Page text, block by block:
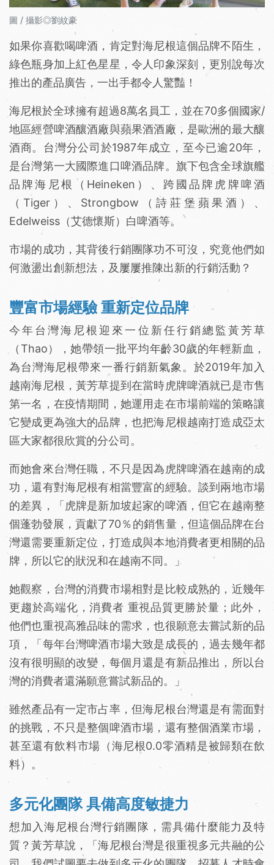
圖 / 攝影◎劉紋豪
如果你喜歡喝啤酒，肯定對海尼根這個品牌不陌生，
綠色瓶身加上紅色星星，令人印象深刻，更別說每次
推出的產品廣告，一出手都令人驚豔！
海尼根於全球擁有超過8萬名員工，並在70多個國家/
地區經營啤酒釀酒廠與蘋果酒酒廠，是歐洲的最大釀
酒商。台灣分公司於1987年成立，至今已逾20年，
是台灣第一大國際進口啤酒品牌。旗下包含全球旗艦
品牌海尼根（Heineken）、跨國品牌虎牌啤酒
（Tiger）、Strongbow（詩莊堡蘋果酒）、
Edelweiss（艾德懷斯）白啤酒等。
市場的成功，其背後行銷團隊功不可沒，究竟他們如
何激盪出創新想法，及屢屢推陳出新的行銷活動？
豐富市場經驗 重新定位品牌
今年台灣海尼根迎來一位新任行銷總監黃芳草
（Thao），她帶領一批平均年齡30歲的年輕新血，
為台灣海尼根帶來一番行銷新氣象。於2019年加入
越南海尼根，黃芳草提到在當時虎牌啤酒就已是市售
第一名，在疫情期間，她運用走在市場前端的策略讓
它變成更為強大的品牌，也把海尼根越南打造成亞太
區大家都很欣賞的分公司。
而她會來台灣任職，不只是因為虎牌啤酒在越南的成
功，還有對海尼根有相當豐富的經驗。談到兩地市場
的差異，「虎牌是新加坡起家的啤酒，但它在越南整
個蓬勃發展，貢獻了70％的銷售量，但這個品牌在台
灣還需要重新定位，打造成與本地消費者更相關的品
牌，所以它的狀況和在越南不同。」
她觀察，台灣的消費市場相對是比較成熟的，近幾年
更趨於高端化，消費者 重視品質更勝於量；此外，
他們也重視高雅品味的需求，也很願意去嘗試新的品
項，「每年台灣啤酒市場大致是成長的，過去幾年都
沒有很明顯的改變，每個月還是有新品推出，所以台
灣的消費者還滿願意嘗試新品的。」
雖然產品有一定市占率，但海尼根台灣還是有需面對
的挑戰，不只是整個啤酒市場，還有整個酒業市場，
甚至還有飲料市場（海尼根0.0零酒精是被歸類在飲
料）。
多元化團隊 具備高度敏捷力
想加入海尼根台灣行銷團隊，需具備什麼能力及特
質？黃芳草說，「海尼根台灣是很重視多元共融的公